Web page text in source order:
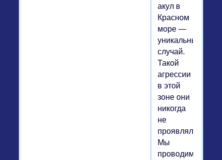
акул в
Красном
море —
уникальный
случай.
Такой
агрессии
в этой
зоне они
никогда
не
проявляли.
Мы
проводим